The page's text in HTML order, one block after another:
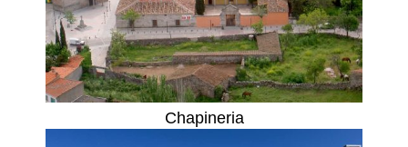
Chapineria